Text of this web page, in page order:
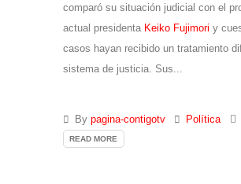
comparó su situación judicial con el
actual presidenta Keiko Fujimori y
casos hayan recibido un tratamiento
sistema de justicia. Sus...
By pagina-contigotv Política
READ MORE